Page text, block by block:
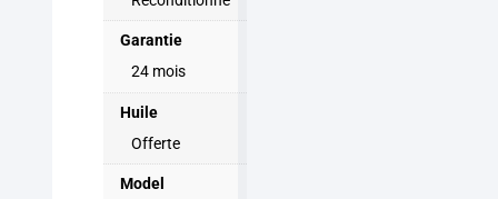
Garantie
24 mois
Huile
Offerte
Model